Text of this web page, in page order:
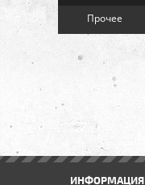
Прочее
ИНФОРМАЦИЯ